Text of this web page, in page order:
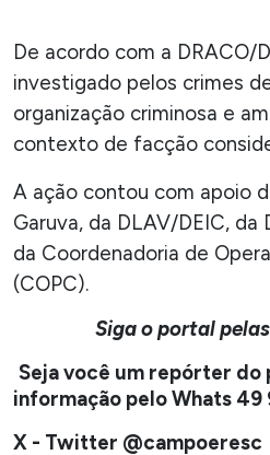
De acordo com a DRACO/
investigado pelos crimes
organização criminosa e
contexto de facção
A ação contou com apoio
Garuva, da DLAV/DEIC,
da Coordenadoria de
(COPC).
Siga o portal
Seja você um repórter do
informação pelo Whats
X - Twitter @campoeresc